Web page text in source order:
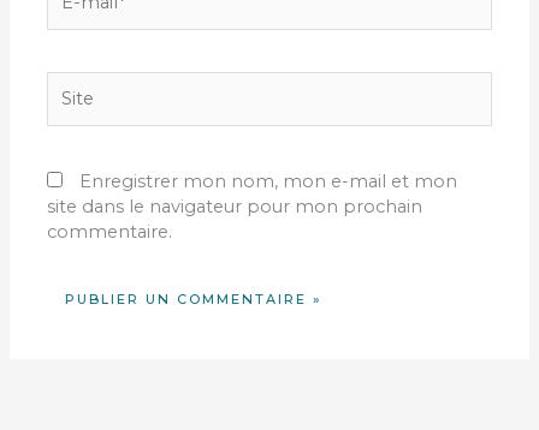
mail*
Enregistrer mon nom, mon e-mail et mon
site dans le navigateur pour mon prochain
commentaire.